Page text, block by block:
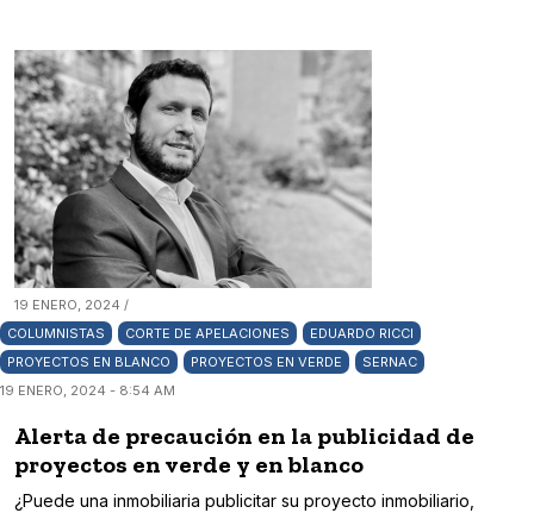
19 ENERO, 2024 /
COLUMNISTAS
CORTE DE APELACIONES
EDUARDO RICCI
PROYECTOS EN BLANCO
PROYECTOS EN VERDE
SERNAC
19 ENERO, 2024 - 8:54 AM
Alerta de precaución en la publicidad de
proyectos en verde y en blanco
¿Puede una inmobiliaria publicitar su proyecto inmobiliario,